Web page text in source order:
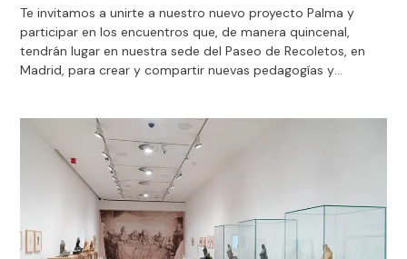
Te invitamos a unirte a nuestro nuevo proyecto Palma y
participar en los encuentros que, de manera quincenal,
tendrán lugar en nuestra sede del Paseo de Recoletos, en
Madrid, para crear y compartir nuevas pedagogías y